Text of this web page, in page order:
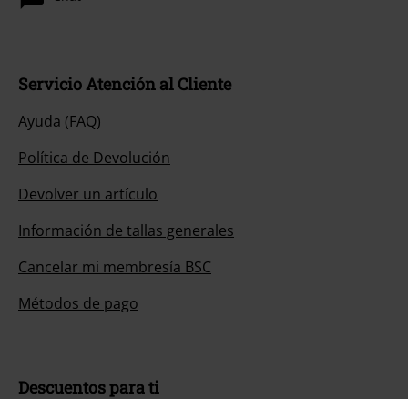
Servicio Atención al Cliente
Ayuda (FAQ)
Política de Devolución
Devolver un artículo
Información de tallas generales
Cancelar mi membresía BSC
Métodos de pago
Descuentos para ti